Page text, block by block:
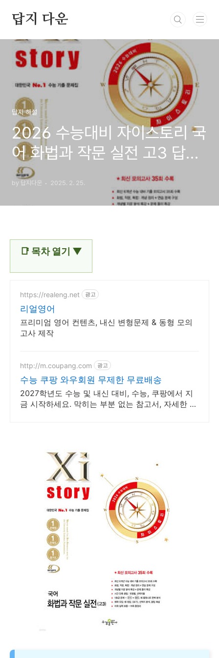
답지 다운
답지 해설
2026 수능대비 자이스토리 국
어 화법과 작문 실전 고3 답지
PDF 사진답지
by 답지다운 2025. 2. 25.
📑 목차 열기 ▼
https://realeng.net 광고
리얼영어
프리미엄 영어 컨텐츠, 내신 변형문제 & 동형 모의
고사 제작
http://m.coupang.com 광고
수능 쿠팡 와우회원 무제한 무료배송
2027학년도 수능 및 내신 대비, 수능, 쿠팡에서 지
금 시작하세요. 막히는 부분 없는 참고서, 자세한 해